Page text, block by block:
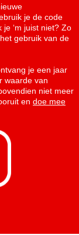
je de code
‘m juist niet? Zo
gebruik van de
je een jaar
waarde van
niet meer
en doe mee